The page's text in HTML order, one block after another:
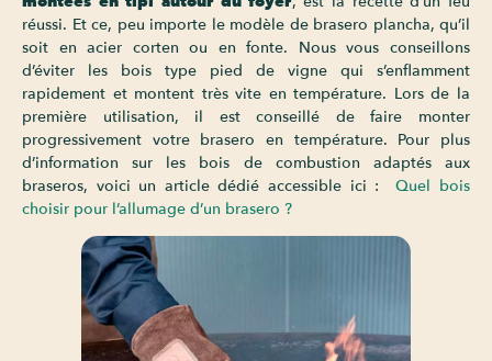
réussi. Et ce, peu importe le modèle de brasero plancha, qu’il
soit en acier corten ou en fonte. Nous vous conseillons
d’éviter les bois type pied de vigne qui s’enflamment
rapidement et montent très vite en température. Lors de la
première utilisation, il est conseillé de faire monter
progressivement votre brasero en température. Pour plus
d’information sur les bois de combustion adaptés aux
braseros, voici un article dédié accessible ici :Quel bois
choisir pour l’allumage d’un brasero ?